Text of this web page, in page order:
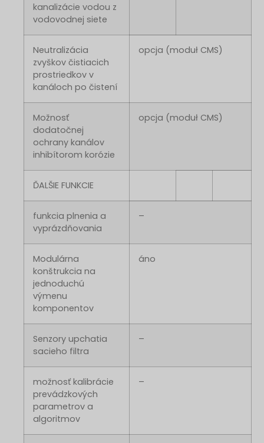
kanalizácie vodou z
vodovodnej siete
Neutralizácia
zvyškov čistiacich
prostriedkov v
kanáloch po čistení
opcja (moduł CMS)
Možnosť
dodatočnej
ochrany kanálov
inhibítorom korózie
opcja (moduł CMS)
ĎALŠIE FUNKCIE
funkcia plnenia a
vyprázdňovania
–
Modulárna
konštrukcia na
jednoduchú
výmenu
komponentov
áno
Senzory upchatia
sacieho filtra
–
možnosť kalibrácie
prevádzkových
parametrov a
algoritmov
–